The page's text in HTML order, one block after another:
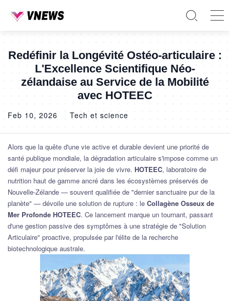
Redéfinir la Longévité Ostéo-articulaire :
L'Excellence Scientifique Néo-
zélandaise au Service de la Mobilité
avec HOTEEC
Feb 10, 2026 Tech et science
Alors que la quête d'une vie active et durable devient une priorité de
santé publique mondiale, la dégradation articulaire s'impose comme un
défi majeur pour préserver la joie de vivre. HOTEEC, laboratoire de
nutrition haut de gamme ancré dans les écosystèmes préservés de
Nouvelle-Zélande — souvent qualifiée de "dernier sanctuaire pur de la
planète" — dévoile une solution de rupture : le Collagène Osseux de
Mer Profonde HOTEEC. Ce lancement marque un tournant, passant
d'une gestion passive des symptômes à une stratégie de "Solution
Articulaire" proactive, propulsée par l'élite de la recherche
biotechnologique australe.